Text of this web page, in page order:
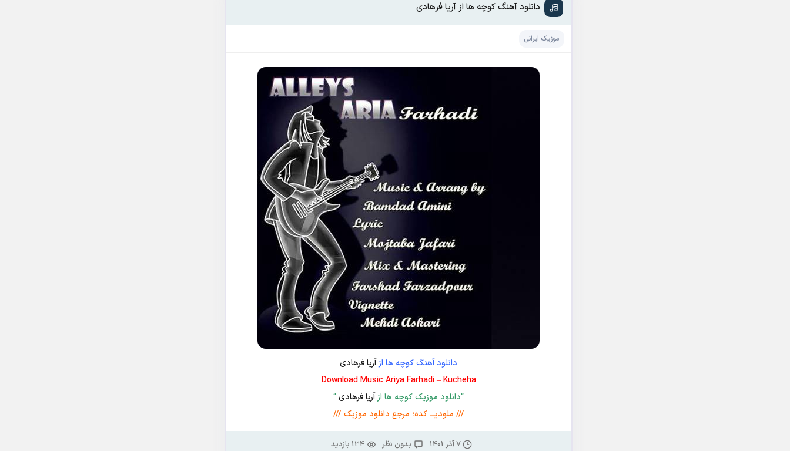
دانلود آهنگ کوچه ها از آریا فرهادی
موزیک ایرانی
دانلود آهنگ کوچه ها از آریا فرهادی
Download Music Ariya Farhadi – Kucheha
“دانلود موزیک کوچه ها از آریا فرهادی“
/// ملودیـــ کده؛ مرجع دانلود موزیک ///
7 آذر 1401 بدون نظر 134 بازدید